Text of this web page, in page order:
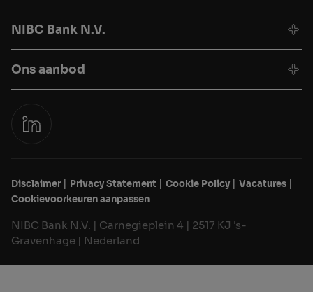
NIBC Bank N.V.
Ons aanbod
Disclaimer Privacy Statement Cookie Policy
Vacatures
Cookievoorkeuren aanpassen
NIBC Bank N.V. | Carnegieplein 4 | 2517 KJ 's-
Gravenhage | Nederland